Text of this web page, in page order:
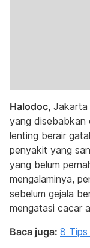
Halodoc, Jakarta
yang disebabkan
lenting berair
penyakit yang
yang belum
mengalaminya,
sebelum gejala
mengatasi cacar
Baca juga: 8 Tips